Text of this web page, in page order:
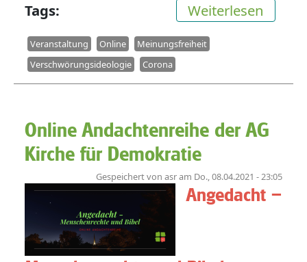
Weiterlesen
Tags
Veranstaltung Online
Meinungsfreiheit
Verschwörungsideologie
Corona
Online Andachtenreihe der AG
Kirche für Demokratie
Gespeichert von asram Do., 08.04.2021 - 23:05
Angedacht –